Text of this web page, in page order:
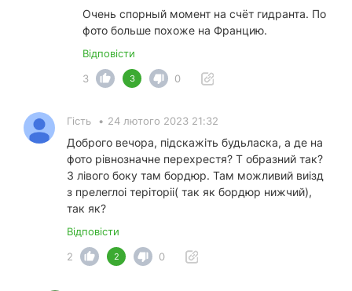
Очень спорный момент на счёт гидранта. По
фото больше похоже на Францию.
Відповісти
3
3 0
Гість • 24 лютого 2023 21:32
Доброго вечора, підскажіть будьласка, а де на
фото рівнозначне перехрестя? Т образний так?
З лівого боку там бордюр. Там можливий виізд
з прелеглоі теріторіі( так як бордюр нижчий),
так як?
Відповісти
2
2 0